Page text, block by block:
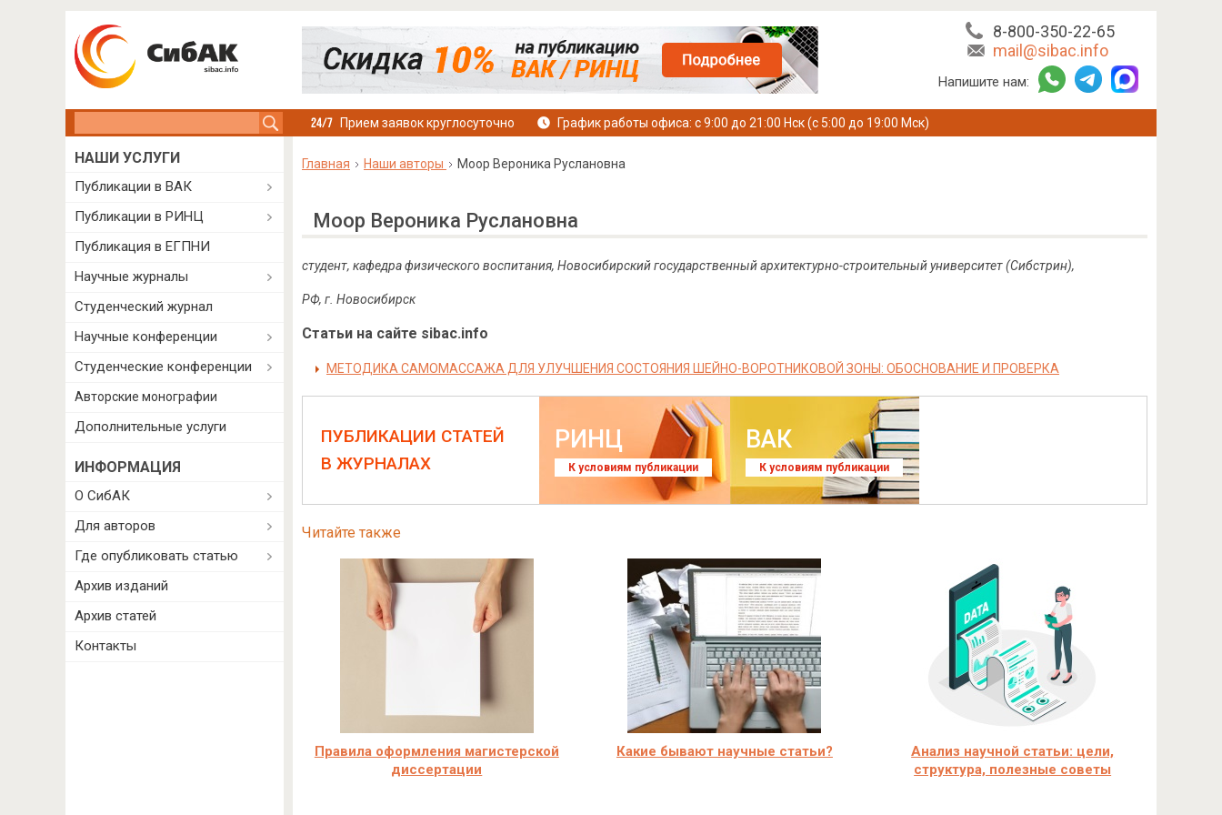
8-800-350-22-65
mail@sibac.info
Напишите нам:
Прием заявок круглосуточно График работы офиса: с 9:00 до 21:00 Нск (с 5:00 до 19:00 Мск)
Главная Наши авторы Моор Вероника Руслановна
Моор Вероника Руслановна
студент, кафедра физического воспитания, Новосибирский государственный архитектурно-строительный университет (Сибстрин),
РФ, г. Новосибирск
Статьи на сайте sibac.info
МЕТОДИКА САМОМАССАЖА ДЛЯ УЛУЧШЕНИЯ СОСТОЯНИЯ ШЕЙНО-ВОРОТНИКОВОЙ ЗОНЫ: ОБОСНОВАНИЕ И ПРОВЕРКА
ПУБЛИКАЦИИ СТАТЕЙ
В ЖУРНАЛАХ
РИНЦ
К условиям публикации
ВАК
К условиям публикации
Читайте также
Правила оформления магистерской
диссертации
Какие бывают научные статьи?
Анализ научной статьи: цели,
структура, полезные советы
НАШИ УСЛУГИ
Публикации в ВАК
Публикации в РИНЦ
Публикация в ЕГПНИ
Научные журналы
Студенческий журнал
Научные конференции
Студенческие конференции
Авторские монографии
Дополнительные услуги
ИНФОРМАЦИЯ
О СибАК
Для авторов
Где опубликовать статью
Архив изданий
Архив статей
Контакты